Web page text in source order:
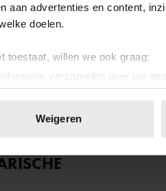
aan advertenties en content,
doelen.
toestaat, willen we ook graag:
Informatie verzamelen over uw
apparaat identificeren door
op elk moment wijzigen of
cookies om content en
Weigeren